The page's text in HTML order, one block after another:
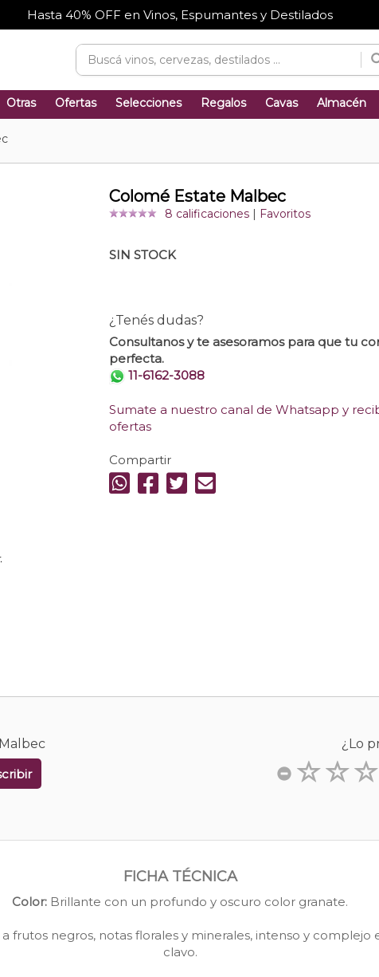
Hasta 40% OFF en Vinos, Espumantes y Destilados
Otras Ofertas Selecciones Regalos Cavas Almacén
Colomé Estate Malbec
8 calificaciones| Favoritos
SIN STOCK
¿Tenés dudas?
Consultanos y te asesoramos para que tu
perfecta.
11-6162-3088
Sumate a nuestro canal de Whatsapp y
ofertas
Compartir
¿Lo
FICHA TÉCNICA
Color: Brillante con un profundo y oscuro color granate.
frutos negros, notas florales y minerales, intenso y
clavo.